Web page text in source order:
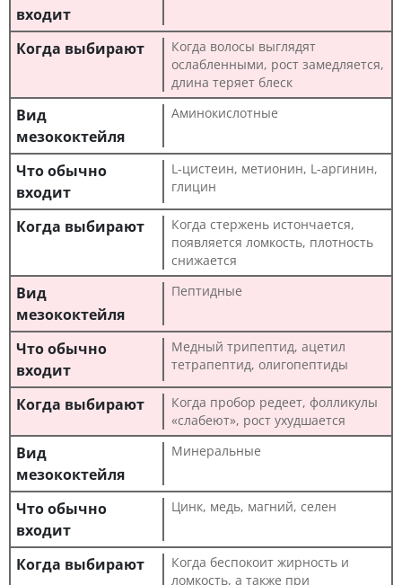
Когда волосы выглядят
ослабленными, рост замедляется,
длина теряет блеск
Аминокислотные
L-цистеин, метионин, L-аргинин,
глицин
Когда стержень истончается,
появляется ломкость, плотность
снижается
Пептидные
Медный трипептид, ацетил
тетрапептид, олигопептиды
Когда пробор редеет, фолликулы
«слабеют», рост ухудшается
Минеральные
Цинк, медь, магний, селен
Когда беспокоит жирность и
ломкость, а также при